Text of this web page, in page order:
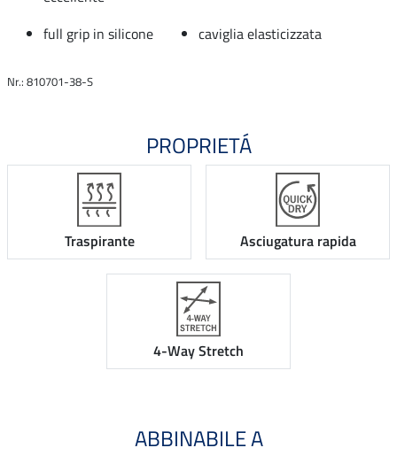
full grip in silicone caviglia elasticizzata
Nr.: 810701-38-S
PROPRIETÁ
Traspirante Asciugatura rapida
4-Way Stretch
ABBINABILE A